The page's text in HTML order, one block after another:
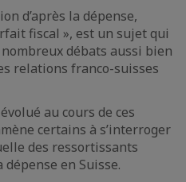
d’après la dépense,
fiscal », est un sujet qui
débats aussi bien
relations franco-suisses
au cours de ces
certains à s’interroger
des ressortissants
dépense en Suisse.